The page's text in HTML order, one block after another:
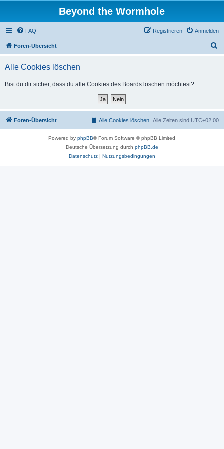
Beyond the Wormhole
FAQ Anmelden
Registrieren
Foren-Übersicht
Alle Cookies löschen
Bist du dir sicher, dass du alle Cookies des Boards löschen möchtest?
Foren-Übersicht Alle Zeiten sind UTC+02:00
Alle Cookies löschen
Powered by phpBB® Forum Software © phpBB Limited
Deutsche Übersetzung durch phpBB.de
Datenschutz| Nutzungsbedingungen